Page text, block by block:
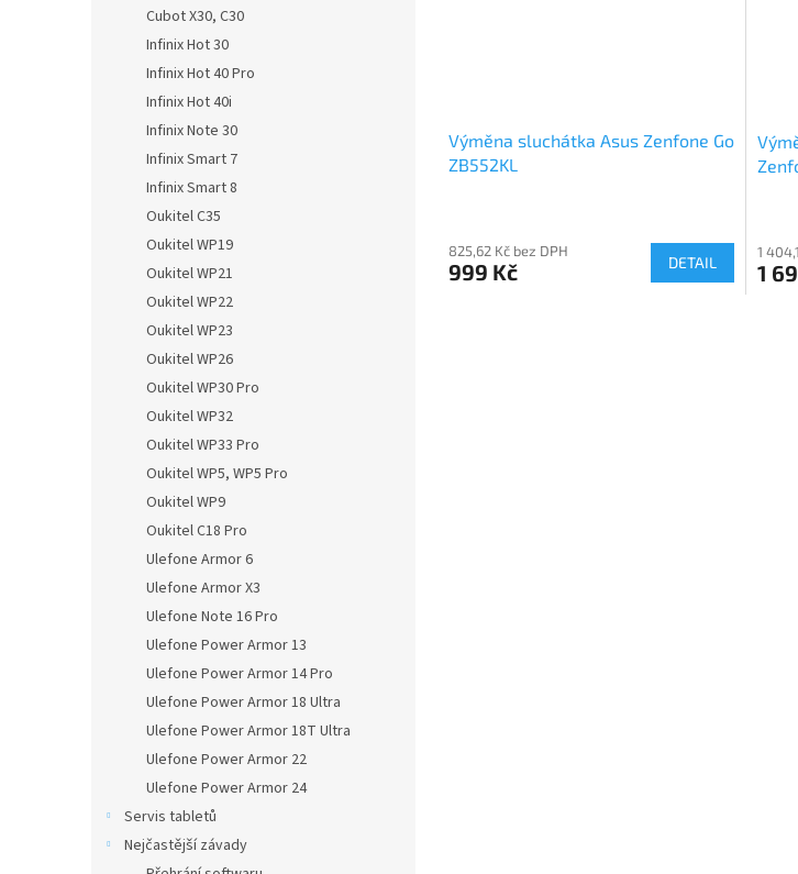
Cubot X30, C30
Infinix Hot 30
Infinix Hot 40 Pro
Infinix Hot 40i
Infinix Note 30
Infinix Smart 7
Infinix Smart 8
Oukitel C35
Oukitel WP19
Oukitel WP21
Oukitel WP22
Oukitel WP23
Oukitel WP26
Oukitel WP30 Pro
Oukitel WP32
Oukitel WP33 Pro
Oukitel WP5, WP5 Pro
Oukitel WP9
Oukitel C18 Pro
Ulefone Armor 6
Ulefone Armor X3
Ulefone Note 16 Pro
Ulefone Power Armor 13
Ulefone Power Armor 14 Pro
Ulefone Power Armor 18 Ultra
Ulefone Power Armor 18T Ultra
Ulefone Power Armor 22
Ulefone Power Armor 24
Servis tabletů
Nejčastější závady
Výměna sluchátka Asus Zenfone Go
ZB552KL
825,62 Kč bez DPH
999 Kč DETAIL
1
1